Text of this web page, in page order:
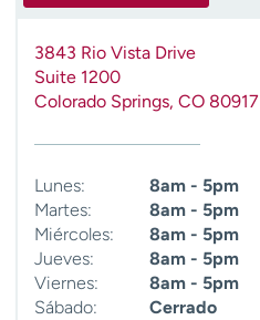
3843 Rio Vista Drive
Suite 1200
Colorado Springs, CO 80917
Lunes:
8am - 5pm
Martes:
8am - 5pm
Miércoles:
8am - 5pm
Jueves:
8am - 5pm
Viernes:
8am - 5pm
Sábado:
Cerrado